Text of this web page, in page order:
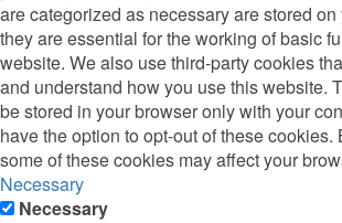
are categorized as necessary are stored
they are essential for the working of basic
website. We also use third-party cookies
and understand how you use this website.
be stored in your browser only with your
have the option to opt-out of these cookies.
some of these cookies may affect your
Necessary
Necessary